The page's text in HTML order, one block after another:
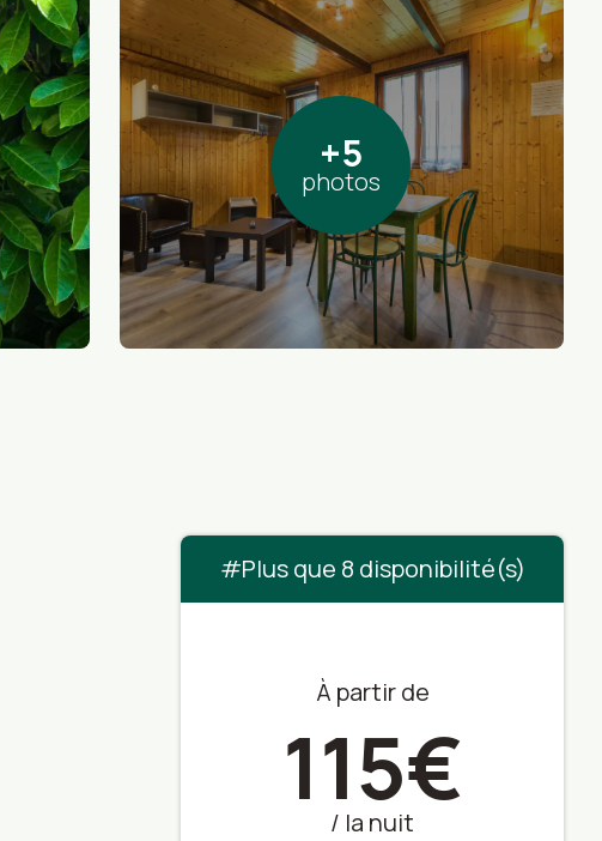
+5
photos
Plus que 8 disponibilité(s)
À partir de
115€
/ la nuit